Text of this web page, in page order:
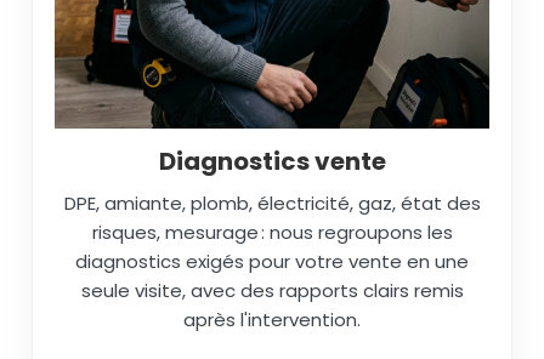
Diagnostics vente
DPE, amiante, plomb, électricité, gaz, état des
risques, mesurage : nous regroupons les
diagnostics exigés pour votre vente en une
seule visite, avec des rapports clairs remis
après l'intervention.